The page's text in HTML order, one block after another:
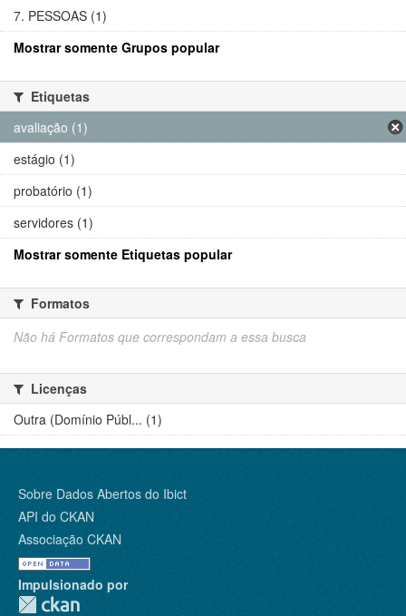
7. PESSOAS (1)
Mostrar somente Grupos popular
Etiquetas
avaliação (1)
estágio (1)
probatório (1)
servidores (1)
Mostrar somente Etiquetas popular
Formatos
Não há Formatos que correspondam a essa busca
Licenças
Outra (Domínio Públ... (1)
Sobre Dados Abertos do Ibict
API do CKAN
Associação CKAN
Impulsionado por